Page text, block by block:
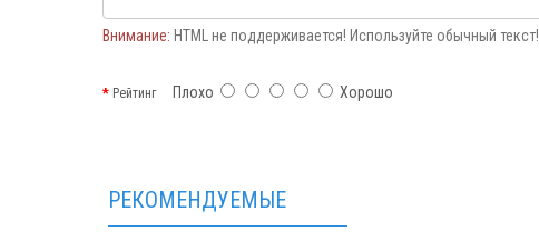
Внимание: HTML не поддерживается! Используйте обычный текст!
РейтингПлохо Хорошо
РЕКОМЕНДУЕМЫЕ